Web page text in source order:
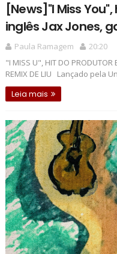
[News]"I Miss
inglês Jax Jones,
Paula Ramagem
20:20
"I MISS U", HIT DO PRODUTOR
REMIX DE LIU Lançado pela
Leia mais